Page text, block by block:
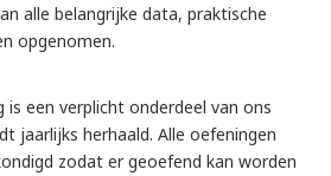
alle belangrijke data, praktische
opgenomen.
een verplicht onderdeel van ons
jaarlijks herhaald. Alle oefeningen
zodat er geoefend kan worden